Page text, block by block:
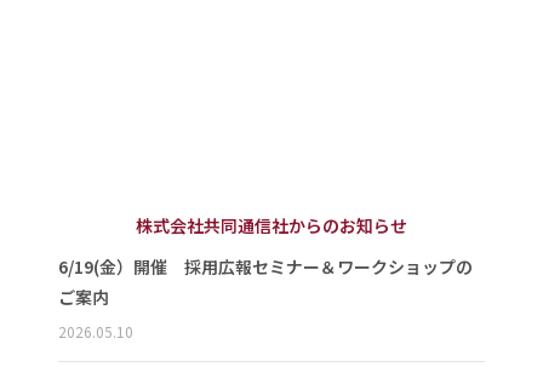
株式会社共同通信社からのお知らせ
6/19(金）開催 採用広報セミナー＆ワークショップの
ご案内
2026.05.10